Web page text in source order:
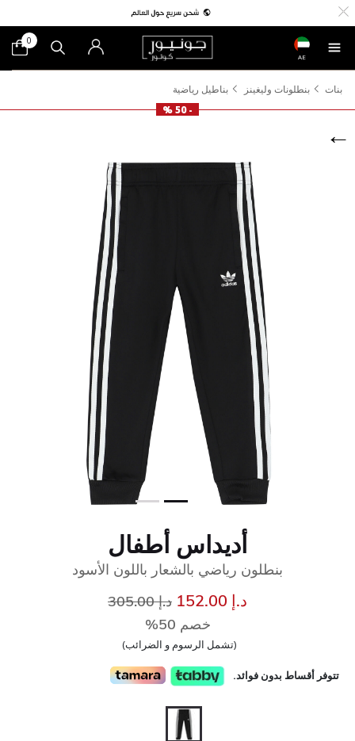
AE
0
بنات بنطلونات وليغينز
بناطيل رياضية
- 50 %
أديداس أطفال
بنطلون رياضي بالشعار باللون الأسود
د.إ 152.00 سعر مخفض مند.إ 305.00
خصم 50%
(تشمل الرسوم و الضرائب)
تتوفر أقساط بدون فوائد.